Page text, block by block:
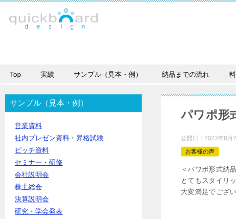
Top 実績 サンプル（見本・例） 納品までの流れ
パワポ形
公開日： 2023年8月
お客様の声
＜パワポ形式納
とてもスタイリ
大変満足でござい
サンプル（見本・例）
営業資料
社内プレゼン資料・昇格試験
ピッチ資料
セミナー・研修
会社説明会
株主総会
決算説明会
研究・学会発表